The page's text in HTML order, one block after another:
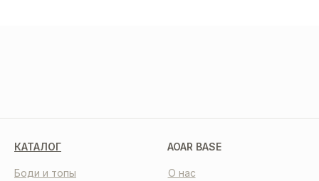
КАТАЛОГ AOAR BASE
О нас
Боди и топы